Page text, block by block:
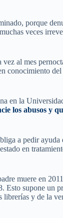
porque
veces
al mes
conocimiento
en la
los abusos y
a pedir ayuda
en
muere en
Esto supone un
y de la